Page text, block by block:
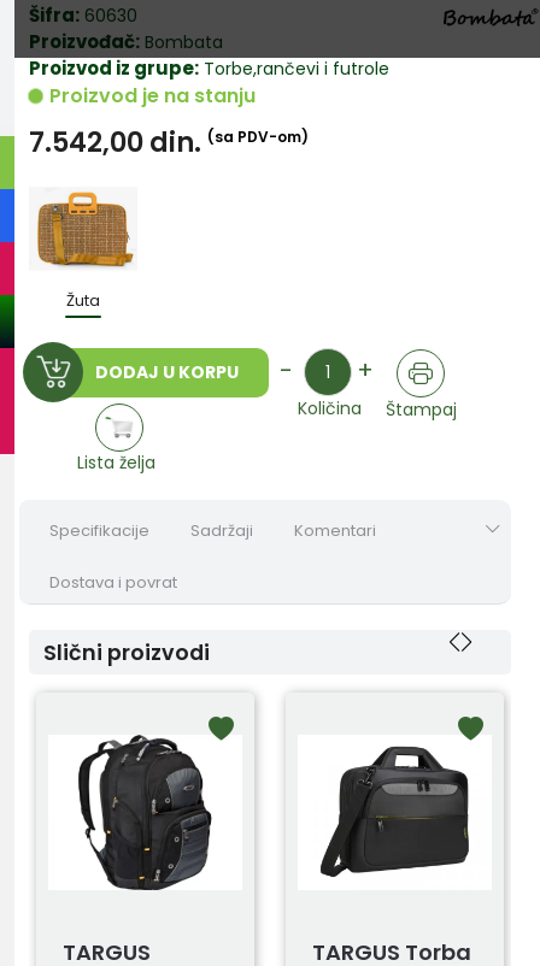
Šifra: 60630
Proizvođač: Bombata
Proizvod iz grupe: Torbe,rančevi i futrole
Proizvod je na stanju
7.542,00din. (sa PDV-om)
Žuta
DODAJ U KORPU - Količina +
Količina Štampaj
Lista želja
Specifikacije Sadržaji Komentari
Dostava i povrat
Slični proizvodi
TARGUS
TARGUS Torba